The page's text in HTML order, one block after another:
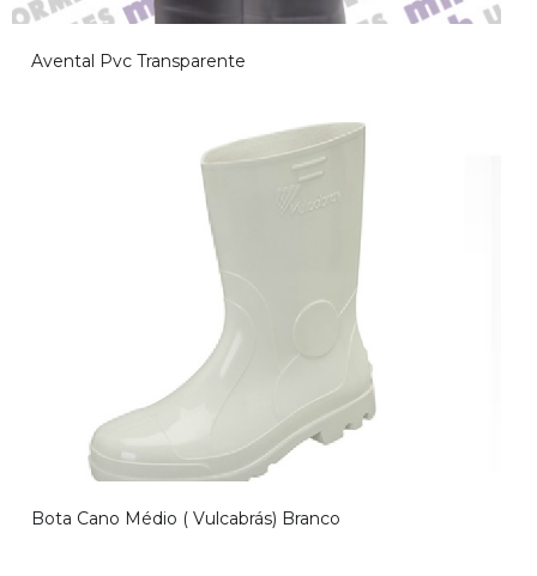
Avental Pvc Transparente
Bota Cano Médio ( Vulcabrás) Branco